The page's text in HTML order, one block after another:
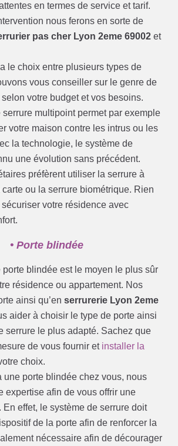
en termes de service et tarif.
nous ferons en sorte de
pas cher Lyon 2eme 69002 et
le choix entre plusieurs types de
vous conseiller sur le genre de
votre budget et vos besoins.
serrure multipoint permet par exemple
votre maison contre les intrus ou les
la technologie, le système de
une évolution sans précédent.
préfèrent utiliser la serrure à
ou la serrure biométrique. Rien
votre résidence avec
• Porte blindée
porte blindée est le moyen le plus sûr
résidence ou appartement. Nos
ainsi qu’enserrurerie Lyon 2eme
aider à choisir le type de porte ainsi
serrure le plus adapté. Sachez que
de vous fournir et installer la
choix.
une porte blindée chez vous, nous
expertise afin de vous offrir une
effet, le système de serrure doit
de la porte afin de renforcer la
nécessaire afin de décourager